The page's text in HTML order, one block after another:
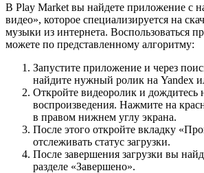
В Play Market вы найдете приложение с
видео», которое специализируется на
музыки из интернета. Воспользоваться
можете по представленному алгоритму:
Запустите приложение и через
найдите нужный ролик на Yandex
Откройте видеоролик и дождитесь
воспроизведения. Нажмите на
в правом нижнем углу экрана.
После этого откройте вкладку
отслеживать статус загрузки.
После завершения загрузки вы
разделе «Завершено».